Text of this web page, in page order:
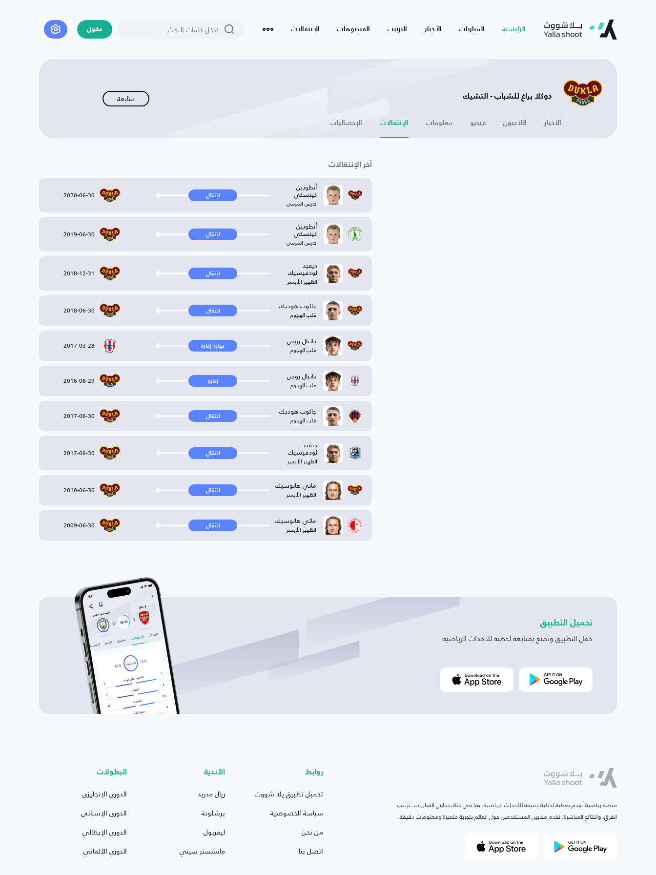
الرئيسية المباريات الأخبار الترتيب الفيديوهات الإنتقالات دخول
دوكلا براغ للشباب - التشيك متابعة
الأخبار اللاعبون فيديو معلومات الإنتقالات الإحصائيات
آخر الإنتقالات
أنطونين
كينسكي
حارس المرمى
انتقال 2020-06-30
أنطونين
كينسكي
حارس المرمى
انتقال 2019-06-30
ديفيد
لودفيسيك
الظهير الأيسر
انتقال 2018-12-31
جاكوب هوديك
قلب الهجوم انتقال 2018-06-30
دانيال روس
قلب الهجوم نهاية إعارة 2017-03-28
دانيال روس
قلب الهجوم إعارة 2016-06-29
جاكوب هوديك
قلب الهجوم انتقال 2017-06-30
ديفيد
لودفيسيك
الظهير الأيسر
انتقال 2017-06-30
ماتي هانوسيك
الظهير الأيسر انتقال 2010-06-30
ماتي هانوسيك
الظهير الأيسر انتقال 2009-06-30
تحميل التطبيق
حمل التطبيق وتمتع بمتابعة لحظية للأحداث الرياضية
منصة رياضية تقدم تغطية لحظية دقيقة للأحداث الرياضية، بما في ذلك جداول المباريات، ترتيب
الفرق، والنتائج المباشرة. نخدم ملايين المستخدمين حول العالم بتجربة متميزة ومعلومات دقيقة.
روابط
تحميل تطبيق يلا شووت
سياسة الخصوصية
من نحن
اتصل بنا
الأندية
ريال مدريد
برشلونة
ليفربول
مانشستر سيتي
البطولات
الدوري الإنجليزي
الدوري الإسباني
الدوري الإيطالي
الدوري الألماني